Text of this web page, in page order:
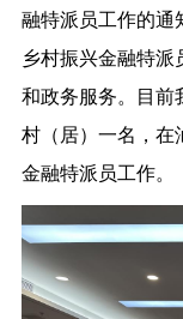
融特派员工作的通
乡村振兴金融特派
和政务服务。目前
村（居）一名，在
金融特派员工作。